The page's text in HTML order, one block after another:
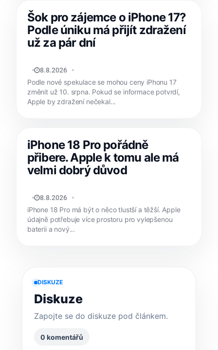
Šok pro zájemce o iPhone 17?
Podle úniku má přijít zdražení
už za pár dní
MATYÁŠ KOZÁK
8.8.2026
Podle nové spekulace se mohou ceny iPhonu 17
změnit už 10. srpna. Pokud se informace potvrdí,
Apple by zdražení nečekal...
iPhone 18 Pro pořádně
přibere. Apple k tomu ale má
velmi dobrý důvod
JAN HOLEŠ
8.8.2026
iPhone 18 Pro má být o něco tlustší a těžší. Apple
údajně potřebuje více prostoru pro vylepšenou
baterii a nový...
DISKUZE
Diskuze
Zapojte se do diskuze pod článkem.
0 komentářů